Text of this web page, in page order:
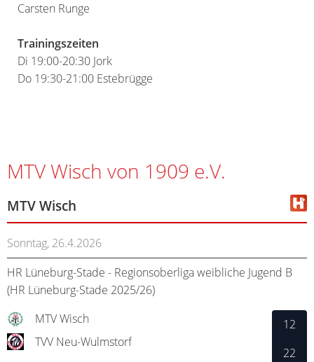
Carsten Runge
Trainingszeiten
Di 19:00-20:30 Jork
Do 19:30-21:00 Estebrügge
MTV Wisch von 1909 e.V.
MTV Wisch
Sonntag, 26.4.2026
HR Lüneburg-Stade - Regionsoberliga weibliche Jugend B
(HR Lüneburg-Stade 2025/26)
MTV Wisch
TVV Neu-Wulmstorf
12
22